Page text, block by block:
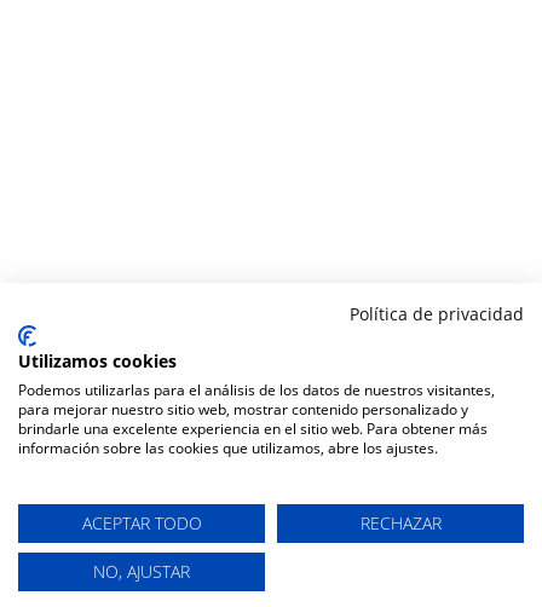
Política de privacidad
Utilizamos cookies
Podemos utilizarlas para el análisis de los datos de nuestros visitantes,
para mejorar nuestro sitio web, mostrar contenido personalizado y
brindarle una excelente experiencia en el sitio web. Para obtener más
información sobre las cookies que utilizamos, abre los ajustes.
ACEPTAR TODO RECHAZAR
NO, AJUSTAR